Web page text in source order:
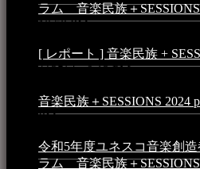
ラム 音楽民族＋SESSIONS
10:50 PM
[ レポート ] 音楽民族 +
月25日 - 9:13 PM
音楽民族＋SESSIONS 2024
PM
令和5年度ユネスコ音楽創
ラム 音楽民族＋SESSIONS